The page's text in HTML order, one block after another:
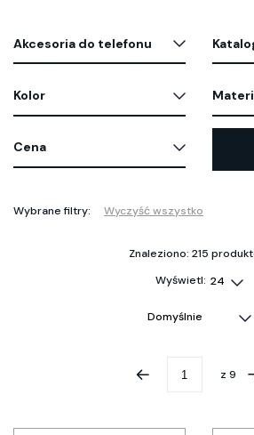
Akcesoria do telefonu
Kolor
Cena
Wybrane filtry: Wyczyść wszystko
Znaleziono: 215
Wyświetl:
z 9